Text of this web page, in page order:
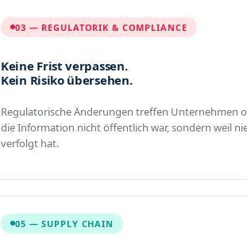
03 — REGULATORIK & COMPLIANCE
Keine Frist verpassen.
Kein Risiko übersehen.
Regulatorische Änderungen treffen
die Information nicht öffentlich war, sondern weil
verfolgt hat.
05 — SUPPLY CHAIN